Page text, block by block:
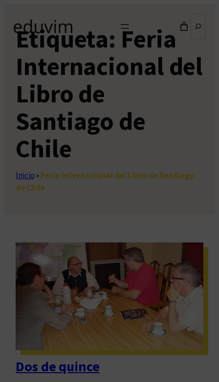
contenido
Etiqueta: Feria
Internacional del
Libro de
Santiago de
Chile
Inicio»Feria Internacional del Libro de Santiago
de Chile
Dos de quince